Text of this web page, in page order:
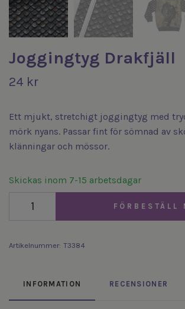
Joggingtyg Drakfjäll
24 kr
Ett mjukt, stretchigt joggingtyg med
mörk nyans. Passar fint för sömnad av
klänningar och mössor.
Skickas inom 7-15 arbetsdagar
FÖRBESTÄLL
Artikelnummer: T3384
INFORMATION RECENSIONER